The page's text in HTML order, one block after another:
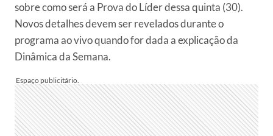
sobre como será a Prova do Líder dessa quinta (30).
Novos detalhes devem ser revelados durante o
programa ao vivo quando for dada a explicação da
Dinâmica da Semana.